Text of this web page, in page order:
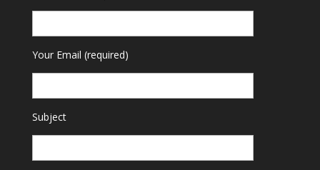
Your Email (required)
Subject